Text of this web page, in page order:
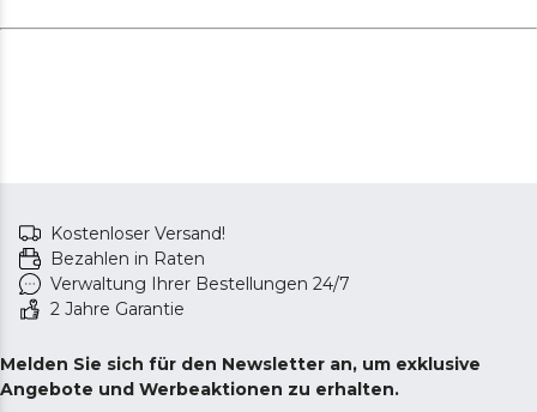
Kostenloser Versand!
Bezahlen in Raten
Verwaltung Ihrer Bestellungen 24/7
2 Jahre Garantie
Melden Sie sich für den Newsletter an, um exklusive
Angebote und Werbeaktionen zu erhalten.